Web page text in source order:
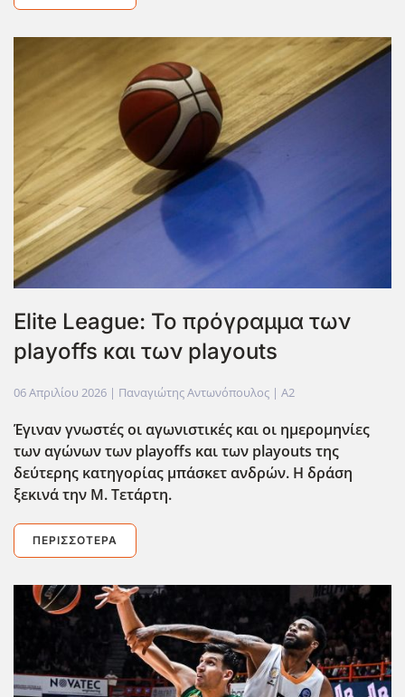
Elite League: Το πρόγραμμα των
playoffs και των playouts
06 Απριλίου 2026 | Παναγιώτης Αντωνόπουλος | A2
Έγιναν γνωστές οι αγωνιστικές και οι ημερομηνίες
των αγώνων των playoffs και των playouts της
δεύτερης κατηγορίας μπάσκετ ανδρών. Η δράση
ξεκινά την Μ. Τετάρτη.
ΠΕΡΙΣΣΌΤΕΡΑ